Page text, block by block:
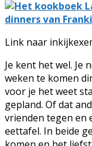
Link naar
Je kent het wel. Je
weken te komen
voor je het weet
gepland. Of dat
vrienden tegen en
eettafel. In beide